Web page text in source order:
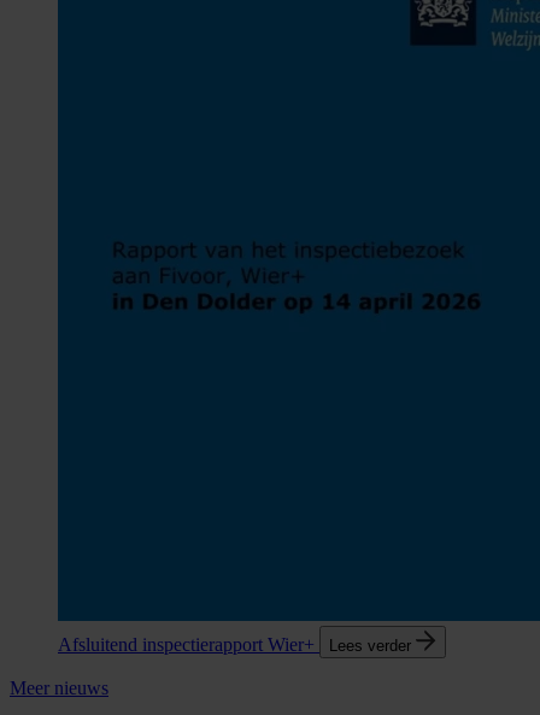
Afsluitend inspectierapport Wier+ Lees verder
Meer nieuws